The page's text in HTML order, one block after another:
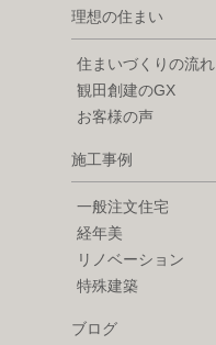
理想の住まい
住まいづくりの流れ
観田創建のGX
お客様の声
施工事例
一般注文住宅
経年美
リノベーション
特殊建築
ブログ